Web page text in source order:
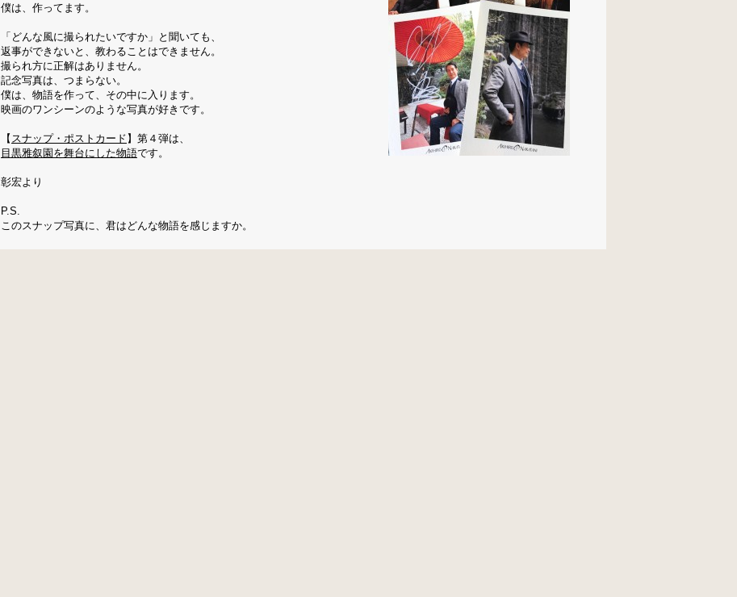
僕は、作ってます。
「どんな風に撮られたいですか」と聞いても、
返事ができないと、教わることはできません。
撮られ方に正解はありません。
記念写真は、つまらない。
僕は、物語を作って、その中に入ります。
映画のワンシーンのような写真が好きです。
【 スナップ・ポストカード 】第４弾は、
目黒雅叙園を舞台にした物語です。
彰宏より
P.S.
このスナップ写真に、君はどんな物語を感じますか。